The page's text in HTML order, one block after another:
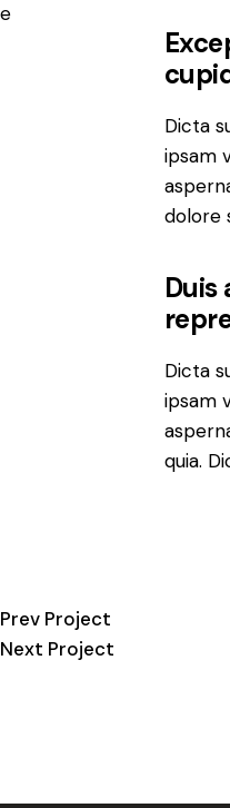
e
Dicta
ipsam
dolore
Duis
Dicta
ipsam
quia.
Prev Project
Next Project